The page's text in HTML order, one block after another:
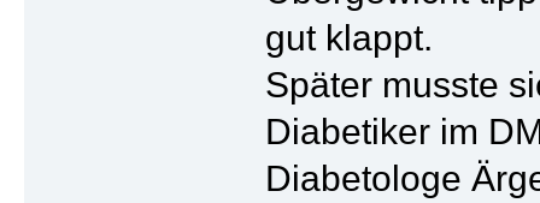
gut klappt.
Später musste
Diabetiker im
Diabetologe